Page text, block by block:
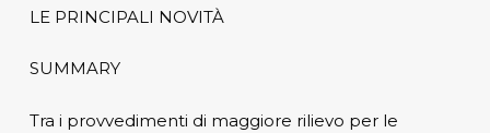
LE PRINCIPALI NOVITÀ
SUMMARY
Tra i provvedimenti di maggiore rilievo per le